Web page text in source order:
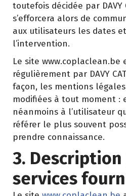
toutefois décidée par DAVY
s’efforcera alors de
aux utilisateurs les dates
l’intervention.
Le site www.coplaclean.be
régulièrement par DAVY
façon, les mentions
modifiées à tout moment :
néanmoins à l’utilisateur
référer le plus souvent
prendre connaissance.
3. Description
services